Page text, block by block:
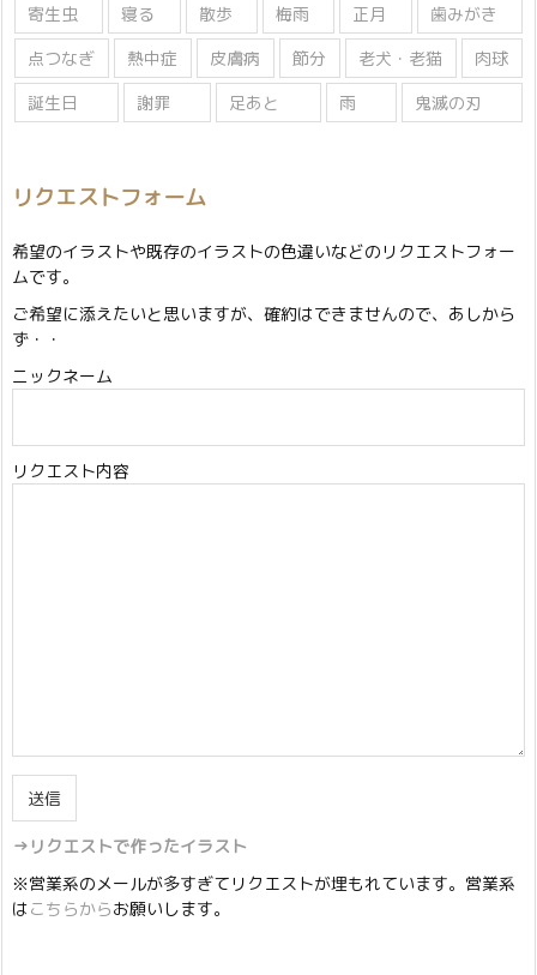
寄生虫
寝る 散歩 梅雨 正月
歯みがき
点つなぎ
熱中症 皮膚病 節分 老犬・老猫
肉球
誕生日
謝罪 足あと 雨 鬼滅の刃
リクエストフォーム
希望のイラストや既存のイラストの色違いなどのリクエストフォー
ムです。
ご希望に添えたいと思いますが、確約はできませんので、あしから
ず・・
ニックネーム
リクエスト内容
→リクエストで作ったイラスト
※営業系のメールが多すぎてリクエストが埋もれています。営業系
はこちらからお願いします。